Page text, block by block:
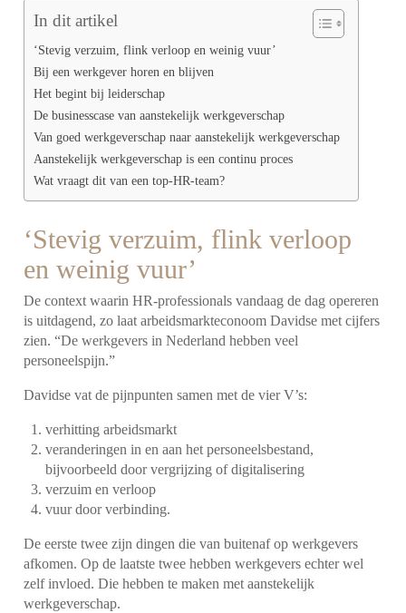
In dit artikel
‘Stevig verzuim, flink verloop en weinig vuur’
Bij een werkgever horen en blijven
Het begint bij leiderschap
De businesscase van aanstekelijk werkgeverschap
Van goed werkgeverschap naar aanstekelijk werkgeverschap
Aanstekelijk werkgeverschap is een continu proces
Wat vraagt dit van een top-HR-team?
‘Stevig verzuim, flink verloop
en weinig vuur’
De context waarin HR-professionals vandaag de dag opereren
is uitdagend, zo laat arbeidsmarkteconoom Davidse met cijfers
zien. “De werkgevers in Nederland hebben veel
personeelspijn.”
Davidse vat de pijnpunten samen met de vier V’s:
verhitting arbeidsmarkt
veranderingen in en aan het personeelsbestand,
bijvoorbeeld door vergrijzing of digitalisering
verzuim en verloop
vuur door verbinding.
De eerste twee zijn dingen die van buitenaf op werkgevers
afkomen. Op de laatste twee hebben werkgevers echter wel
zelf invloed. Die hebben te maken met aanstekelijk
werkgeverschap.